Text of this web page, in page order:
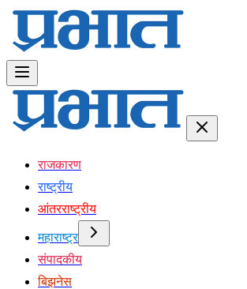
राजकारण
राष्ट्रीय
आंतरराष्ट्रीय
महाराष्ट्र
संपादकीय
बिझनेस